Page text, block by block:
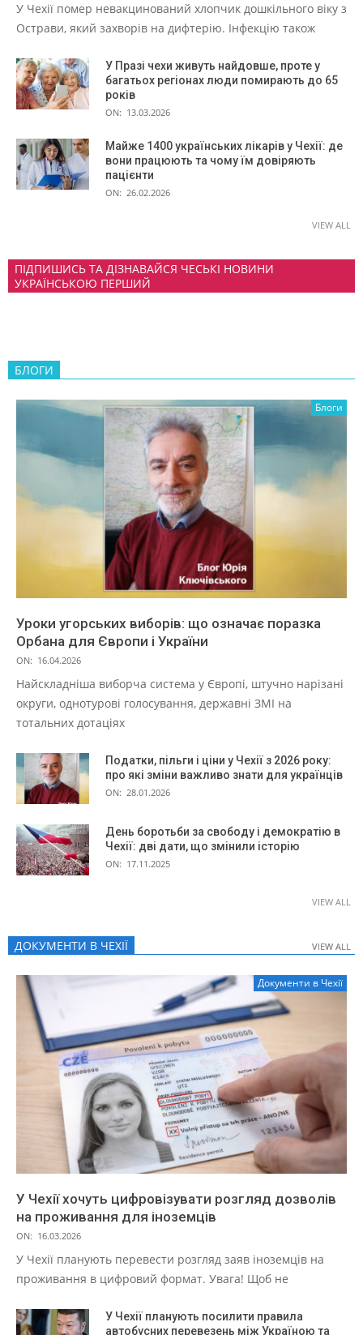
У Чехії помер невакцинований хлопчик дошкільного віку з
Острави, який захворів на дифтерію. Інфекцію також
У Празі чехи живуть найдовше, проте у
багатьох регіонах люди помирають до 65
років
ON: 13.03.2026
Майже 1400 українських лікарів у Чехії: де
вони працюють та чому їм довіряють
пацієнти
ON: 26.02.2026
VIEW ALL
ПІДПИШИСЬ ТА ДІЗНАВАЙСЯ ЧЕСЬКІ НОВИНИ
УКРАЇНСЬКОЮ ПЕРШИЙ
БЛОГИ
Блоги
Уроки угорських виборів: що означає поразка
Орбана для Європи і України
ON: 16.04.2026
Найскладніша виборча система у Європі, штучно нарізані
округи, однотурові голосування, державні ЗМІ на
тотальних дотаціях
Податки, пільги і ціни у Чехії з 2026 року:
про які зміни важливо знати для українців
ON: 28.01.2026
День боротьби за свободу і демократію в
Чехії: дві дати, що змінили історію
ON: 17.11.2025
VIEW ALL
ДОКУМЕНТИ В ЧЕХІЇ VIEW ALL
Документи в Чехії
У Чехії хочуть цифровізувати розгляд дозволів
на проживання для іноземців
ON: 16.03.2026
У Чехії планують перевести розгляд заяв іноземців на
проживання в цифровий формат. Увага! Щоб не
У Чехії планують посилити правила
автобусних перевезень між Україною та
VIEW ALL